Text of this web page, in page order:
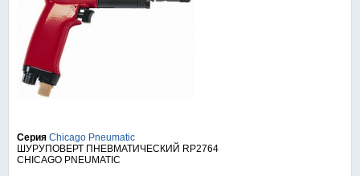
Серия Chicago Pneumatic
ШУРУПОВЕРТ ПНЕВМАТИЧЕСКИЙ RP2764
CHICAGO PNEUMATIC